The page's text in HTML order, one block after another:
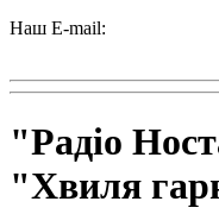
Наш E-mail:
"Радіо
"Хвиля